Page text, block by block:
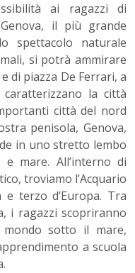
ai ragazzi di
il più grande
spettacolo naturale
si potrà ammirare
di piazza De Ferrari, a
la città
città del nord
penisola, Genova,
in uno stretto lembo
mare. All’interno di
troviamo l’Acquario
terzo d’Europa. Tra
i ragazzi scopriranno
sotto il mare,
a scuola